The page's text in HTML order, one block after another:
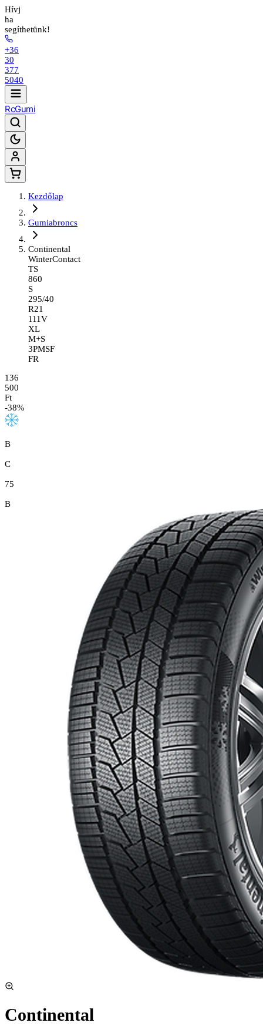
Hívj
ha
segíthetünk!
+36
30
377
5040
RcGumi
Kezdőlap
Gumiabroncs
Continental
WinterContact
TS
860
S
295/40
R21
111V
XL
M+S
3PMSF
FR
136
500
Ft
-38%
B
C
75
B
Continental